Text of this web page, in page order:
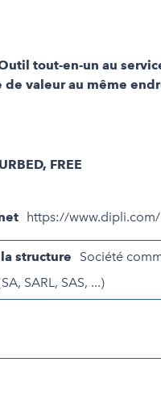
tout-en-un au
valeur au même
FREE
https://www.dipli.com/
structure
Société
SARL, SAS, ...)